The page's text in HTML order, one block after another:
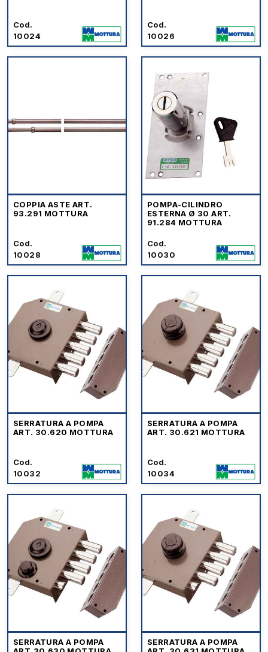
Cod.
10024
Cod.
10026
COPPIA ASTE ART.
93.291 MOTTURA
Cod.
10028
POMPA-CILINDRO
ESTERNA Ø 30 ART.
91.284 MOTTURA
Cod.
10030
SERRATURA A POMPA
ART. 30.620 MOTTURA
Cod.
10032
SERRATURA A POMPA
ART. 30.621 MOTTURA
Cod.
10034
SERRATURA A POMPA
SERRATURA A POMPA